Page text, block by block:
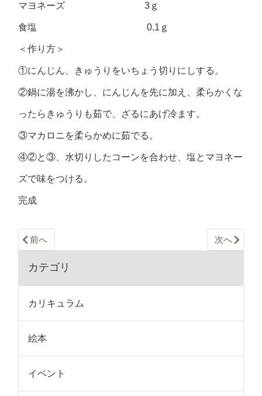
マヨネーズ 3ｇ
食塩 0.1ｇ
＜作り方＞
①にんじん、きゅうりをいちょう切りにしする。
②鍋に湯を沸かし、にんじんを先に加え、柔らかくな
ったらきゅうりも茹で、ざるにあげ冷ます。
③マカロニを柔らかめに茹でる。
④②と③、水切りしたコーンを合わせ、塩とマヨネー
ズで味をつける。
完成
前へ 次へ
カテゴリ
カリキュラム
絵本
イベント